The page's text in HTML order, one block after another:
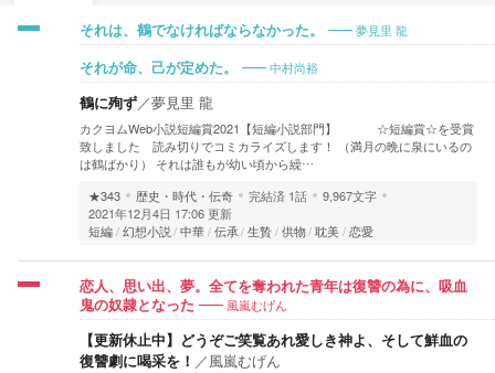
それは、鶴でなければならなかった。 夢見里 龍
それが命、己が定めた。 中村尚裕
鶴に殉ず／夢見里 龍
カクヨムWeb小説短編賞2021【短編小説部門】 ☆短編賞☆を受賞
致しました 読み切りでコミカライズします！ （満月の晩に泉にいるの
は鶴ばかり） それは誰もが幼い頃から繰…
★343
歴史・時代・伝奇 完結済 1話
9,967文字
2021年12月4日 17:06 更新
短編 幻想小説 中華 伝承 生贄 供物 耽美 恋愛
恋人、思い出、夢。全てを奪われた青年は復讐の為に、吸血
鬼の奴隷となった
風嵐むげん
【更新休止中】どうぞご笑覧あれ愛しき神よ、そして鮮血の
復讐劇に喝采を！ ／風嵐むげん